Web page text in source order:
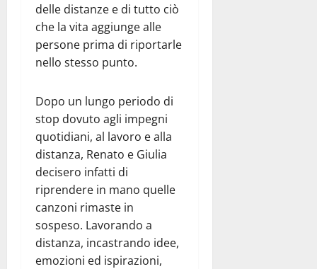
delle distanze e di tutto ciò
che la vita aggiunge alle
persone prima di riportarle
nello stesso punto.
Dopo un lungo periodo di
stop dovuto agli impegni
quotidiani, al lavoro e alla
distanza, Renato e Giulia
decisero infatti di
riprendere in mano quelle
canzoni rimaste in
sospeso. Lavorando a
distanza, incastrando idee,
emozioni ed ispirazioni,